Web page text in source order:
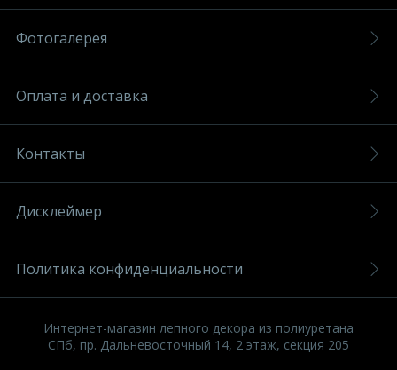
Фотогалерея
Оплата и доставка
Контакты
Дисклеймер
Политика конфиденциальности
Интернет-магазин лепного декора из полиуретана
СПб, пр. Дальневосточный 14, 2 этаж, секция 205